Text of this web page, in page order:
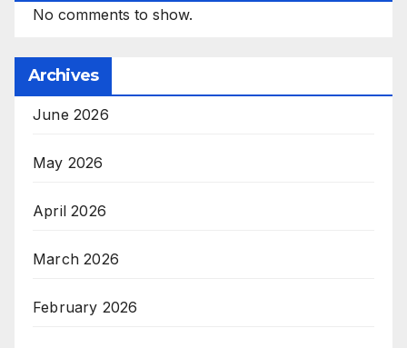
No comments to show.
Archives
June 2026
May 2026
April 2026
March 2026
February 2026